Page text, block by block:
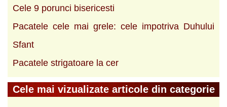
Cele 9 porunci bisericesti
Pacatele cele mai grele: cele impotriva Duhului
Sfant
Pacatele strigatoare la cer
Cele mai vizualizate articole din categorie